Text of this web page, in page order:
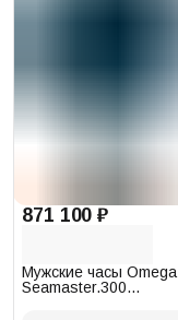
871 100 ₽
Мужские часы Omega
Seamaster.300